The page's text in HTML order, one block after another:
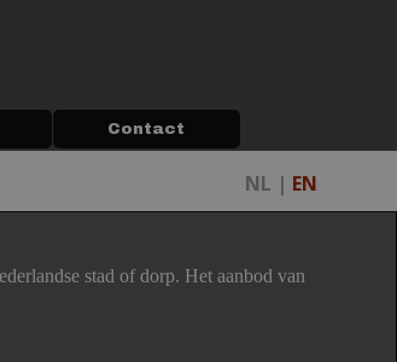
▼
Contact
NL | EN
stad of dorp. Het aanbod van